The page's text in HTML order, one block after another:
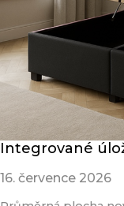
Integrované
16. července 2026